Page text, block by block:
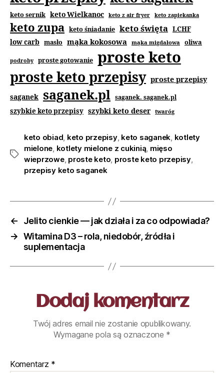
keto sernik keto Wielkanoc keto z air fryer keto zapiekanka
keto zupa keto śniadanie keto święta LCHF
low carb masło mąka kokosowa mąka migdałowa oliwa
podroby proste gotowanie proste keto
proste keto przepisy proste przepisy
saganek saganek.pl saganek. saganek.pl
szybkie keto przepisy szybki keto deser twaróg
keto obiad, keto przepisy, keto saganek, kotlety
mielone, kotlety mielone z cukinią, mięso
wieprzowe, proste keto, proste keto przepisy,
przepisy keto saganek
←
Jelito cienkie — jak działa i za co odpowiada?
→ Witamina D3 – rola, niedobór, źródła i
suplementacja
Dodaj komentarz
Twój adres email nie zostanie opublikowany.
Wymagane pola są oznaczone *
Komentarz *